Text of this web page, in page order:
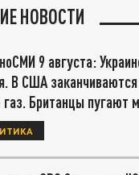
НОВОСТИ
9 августа:
В США
Британцы пугают